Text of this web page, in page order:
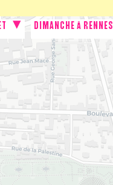
DIMANCHE À RENNES